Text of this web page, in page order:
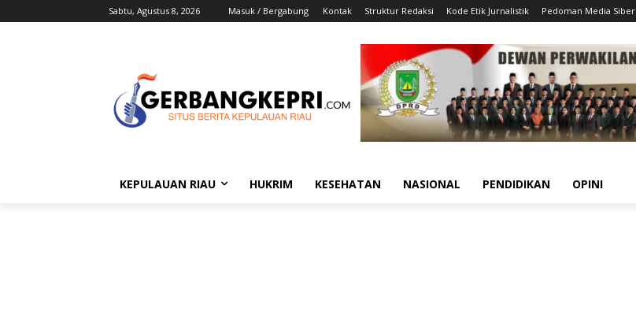
Sabtu, Agustus 8, 2026 Masuk / Bergabung Kontak Struktur Redaksi Kode Etik Jurnalistik Pedoman Media Siber
KEPULAUAN RIAU HUKRIM KESEHATAN NASIONAL PENDIDIKAN OPINI